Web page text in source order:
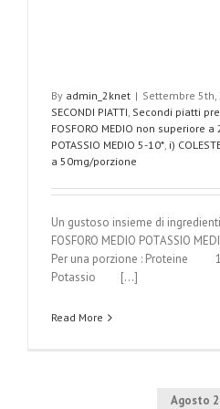
By admin_2knet | Settembre 5th,
SECONDI PIATTI Secondi piatti
FOSFORO MEDIO non superiore
POTASSIO MEDIO 5-10* i)
a 50mg/porzione
Un gustoso insieme di
FOSFORO MEDIO POTASSIO
Per una porzione :
Potassio [...]
Read More
Agosto